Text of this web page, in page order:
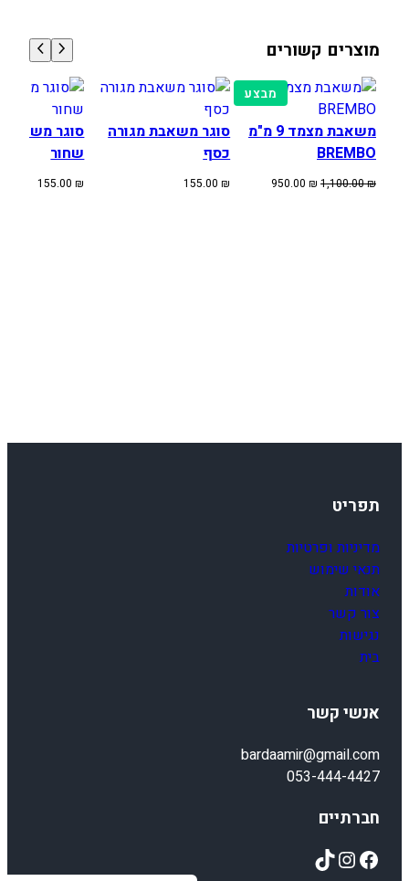
א
9
5
מ
מוצרים קשורים
מבצע מוצרים
במבצע
משאבת מצמד 9 מ"מ
BREMBO
1,100.00₪
המחיר950.00 ₪
סוגר משאבת מגורה
כסף
155.00₪
סוגר משאבת
שחור
155.00₪
תפריט
מדיניות ופרטיות
תנאי שימוש
אודות
צור קשר
נגישות
בית
אנשי קשר
bardaamir@gmail.com
053-444-4427
חברתיים
Facebook
Instagram
TikTok